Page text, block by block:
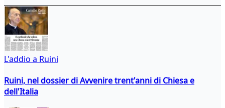
L'addio a Ruini
Ruini, nel dossier di Avvenire trent'anni di Chiesa e
dell'Italia